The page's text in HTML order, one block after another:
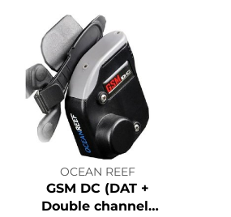
OCEAN REEF
GSM DC (DAT +
Double channel)